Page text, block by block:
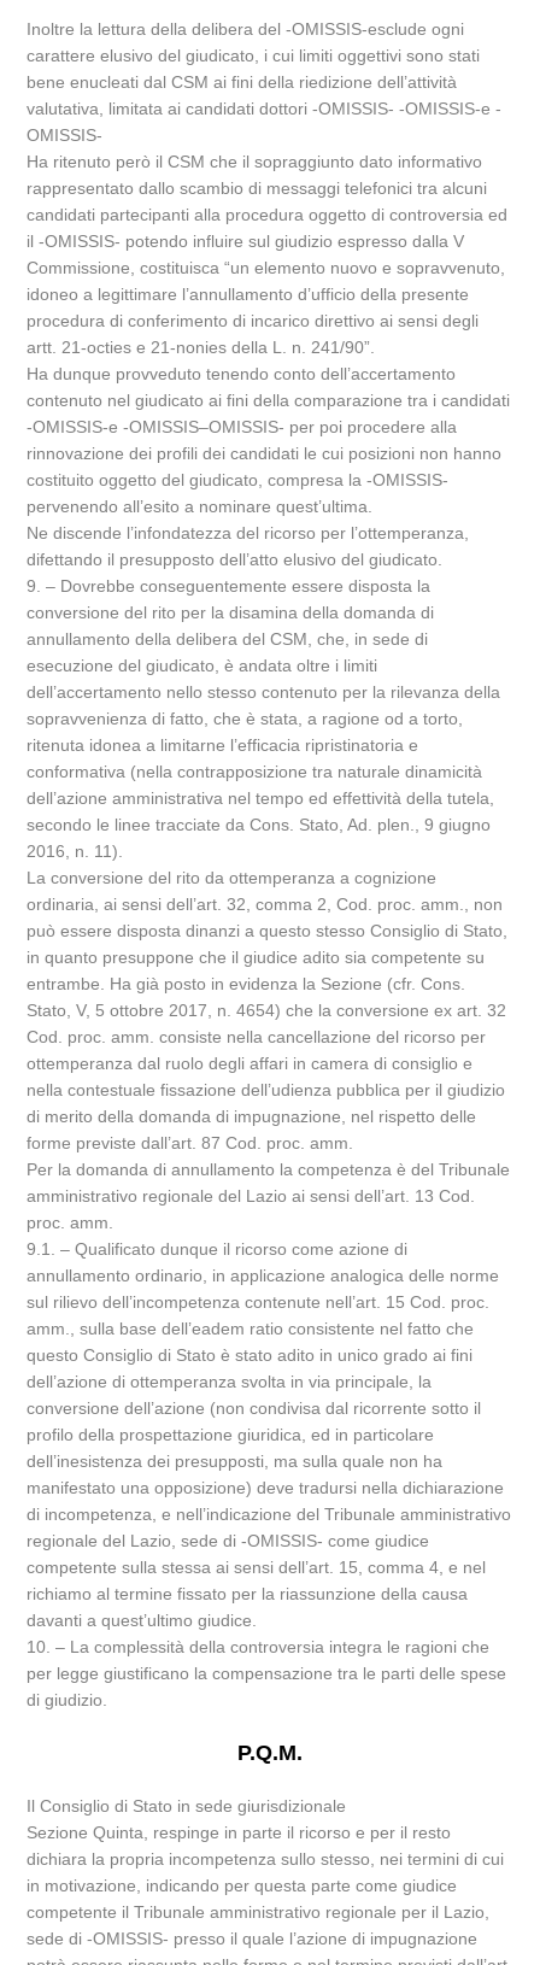
Inoltre la lettura della delibera del -OMISSIS-esclude ogni
carattere elusivo del giudicato, i cui limiti oggettivi sono stati
bene enucleati dal CSM ai fini della riedizione dell’attività
valutativa, limitata ai candidati dottori -OMISSIS- -OMISSIS-e -
OMISSIS-
Ha ritenuto però il CSM che il sopraggiunto dato informativo
rappresentato dallo scambio di messaggi telefonici tra alcuni
candidati partecipanti alla procedura oggetto di controversia ed
il -OMISSIS- potendo influire sul giudizio espresso dalla V
Commissione, costituisca “un elemento nuovo e sopravvenuto,
idoneo a legittimare l’annullamento d’ufficio della presente
procedura di conferimento di incarico direttivo ai sensi degli
artt. 21-octies e 21-nonies della L. n. 241/90”.
Ha dunque provveduto tenendo conto dell’accertamento
contenuto nel giudicato ai fini della comparazione tra i candidati
-OMISSIS-e -OMISSIS–OMISSIS- per poi procedere alla
rinnovazione dei profili dei candidati le cui posizioni non hanno
costituito oggetto del giudicato, compresa la -OMISSIS-
pervenendo all’esito a nominare quest’ultima.
Ne discende l’infondatezza del ricorso per l’ottemperanza,
difettando il presupposto dell’atto elusivo del giudicato.
9. – Dovrebbe conseguentemente essere disposta la
conversione del rito per la disamina della domanda di
annullamento della delibera del CSM, che, in sede di
esecuzione del giudicato, è andata oltre i limiti
dell’accertamento nello stesso contenuto per la rilevanza della
sopravvenienza di fatto, che è stata, a ragione od a torto,
ritenuta idonea a limitarne l’efficacia ripristinatoria e
conformativa (nella contrapposizione tra naturale dinamicità
dell’azione amministrativa nel tempo ed effettività della tutela,
secondo le linee tracciate da Cons. Stato, Ad. plen., 9 giugno
2016, n. 11).
La conversione del rito da ottemperanza a cognizione
ordinaria, ai sensi dell’art. 32, comma 2, Cod. proc. amm., non
può essere disposta dinanzi a questo stesso Consiglio di Stato,
in quanto presuppone che il giudice adito sia competente su
entrambe. Ha già posto in evidenza la Sezione (cfr. Cons.
Stato, V, 5 ottobre 2017, n. 4654) che la conversione ex art. 32
Cod. proc. amm. consiste nella cancellazione del ricorso per
ottemperanza dal ruolo degli affari in camera di consiglio e
nella contestuale fissazione dell’udienza pubblica per il giudizio
di merito della domanda di impugnazione, nel rispetto delle
forme previste dall’art. 87 Cod. proc. amm.
Per la domanda di annullamento la competenza è del Tribunale
amministrativo regionale del Lazio ai sensi dell’art. 13 Cod.
proc. amm.
9.1. – Qualificato dunque il ricorso come azione di
annullamento ordinario, in applicazione analogica delle norme
sul rilievo dell’incompetenza contenute nell’art. 15 Cod. proc.
amm., sulla base dell’eadem ratio consistente nel fatto che
questo Consiglio di Stato è stato adito in unico grado ai fini
dell’azione di ottemperanza svolta in via principale, la
conversione dell’azione (non condivisa dal ricorrente sotto il
profilo della prospettazione giuridica, ed in particolare
dell’inesistenza dei presupposti, ma sulla quale non ha
manifestato una opposizione) deve tradursi nella dichiarazione
di incompetenza, e nell’indicazione del Tribunale amministrativo
regionale del Lazio, sede di -OMISSIS- come giudice
competente sulla stessa ai sensi dell’art. 15, comma 4, e nel
richiamo al termine fissato per la riassunzione della causa
davanti a quest’ultimo giudice.
10. – La complessità della controversia integra le ragioni che
per legge giustificano la compensazione tra le parti delle spese
di giudizio.
P.Q.M.
Il Consiglio di Stato in sede giurisdizionale
Sezione Quinta, respinge in parte il ricorso e per il resto
dichiara la propria incompetenza sullo stesso, nei termini di cui
in motivazione, indicando per questa parte come giudice
competente il Tribunale amministrativo regionale per il Lazio,
sede di -OMISSIS- presso il quale l’azione di impugnazione